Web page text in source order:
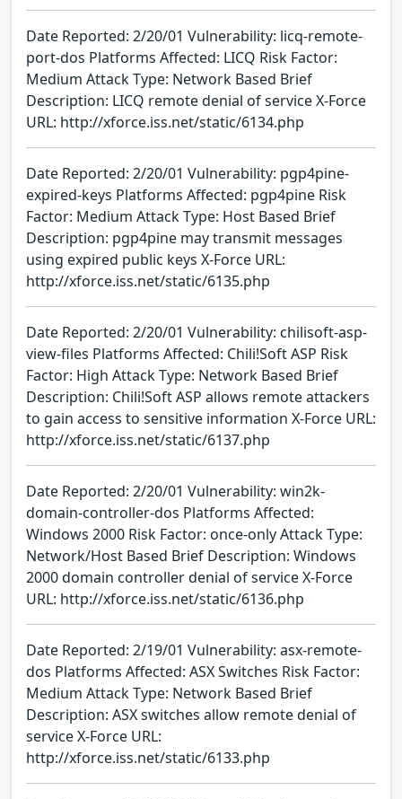
Date Reported: 2/20/01 Vulnerability: licq-remote-
port-dos Platforms Affected: LICQ Risk Factor:
Medium Attack Type: Network Based Brief
Description: LICQ remote denial of service X-Force
URL: http://xforce.iss.net/static/6134.php
Date Reported: 2/20/01 Vulnerability: pgp4pine-
expired-keys Platforms Affected: pgp4pine Risk
Factor: Medium Attack Type: Host Based Brief
Description: pgp4pine may transmit messages
using expired public keys X-Force URL:
http://xforce.iss.net/static/6135.php
Date Reported: 2/20/01 Vulnerability: chilisoft-asp-
view-files Platforms Affected: Chili!Soft ASP Risk
Factor: High Attack Type: Network Based Brief
Description: Chili!Soft ASP allows remote attackers
to gain access to sensitive information X-Force URL:
http://xforce.iss.net/static/6137.php
Date Reported: 2/20/01 Vulnerability: win2k-
domain-controller-dos Platforms Affected:
Windows 2000 Risk Factor: once-only Attack Type:
Network/Host Based Brief Description: Windows
2000 domain controller denial of service X-Force
URL: http://xforce.iss.net/static/6136.php
Date Reported: 2/19/01 Vulnerability: asx-remote-
dos Platforms Affected: ASX Switches Risk Factor:
Medium Attack Type: Network Based Brief
Description: ASX switches allow remote denial of
service X-Force URL:
http://xforce.iss.net/static/6133.php